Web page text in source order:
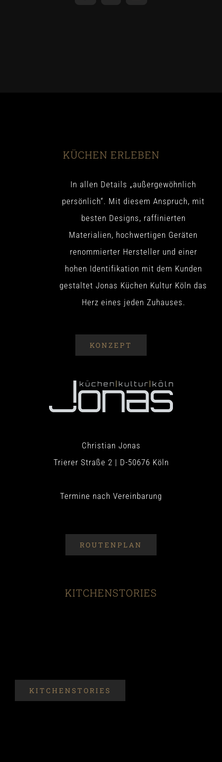
KÜCHEN ERLEBEN
In allen Details „außergewöhnlich
persönlich“. Mit diesem Anspruch, mit
besten Designs, raffinierten
Materialien, hochwertigen Geräten
renommierter Hersteller und einer
hohen Identifikation mit dem Kunden
gestaltet Jonas Küchen Kultur Köln das
Herz eines jeden Zuhauses.
KONZEPT
Christian Jonas
Trierer Straße 2 | D-50676 Köln
Termine nach Vereinbarung
ROUTENPLAN
KITCHENSTORIES
KITCHENSTORIES